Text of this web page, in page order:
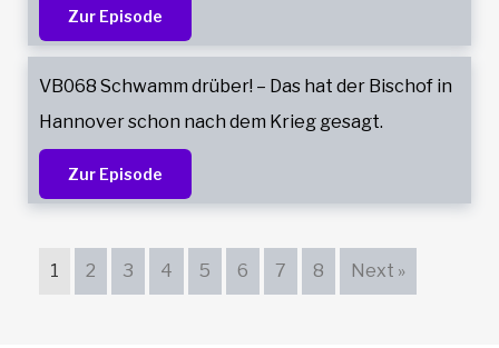
Zur Episode
VB068 Schwamm drüber! – Das hat der Bischof in
Hannover schon nach dem Krieg gesagt.
Zur Episode
1 2 3 4 5 6 7 8 Next »